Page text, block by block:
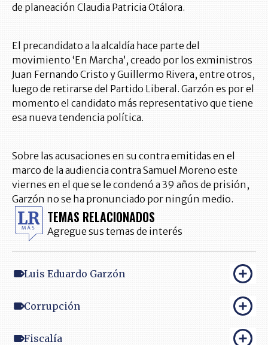
de planeación Claudia Patricia Otálora.
El precandidato a la alcaldía hace parte del
movimiento ‘En Marcha’, creado por los exministros
Juan Fernando Cristo y Guillermo Rivera, entre otros,
luego de retirarse del Partido Liberal. Garzón es por el
momento el candidato más representativo que tiene
esa nueva tendencia política.
Sobre las acusaciones en su contra emitidas en el
marco de la audiencia contra Samuel Moreno este
viernes en el que se le condenó a 39 años de prisión,
Garzón no se ha pronunciado por ningún medio.
TEMAS RELACIONADOS
Agregue sus temas de interés
Luis Eduardo Garzón
Corrupción
Fiscalía